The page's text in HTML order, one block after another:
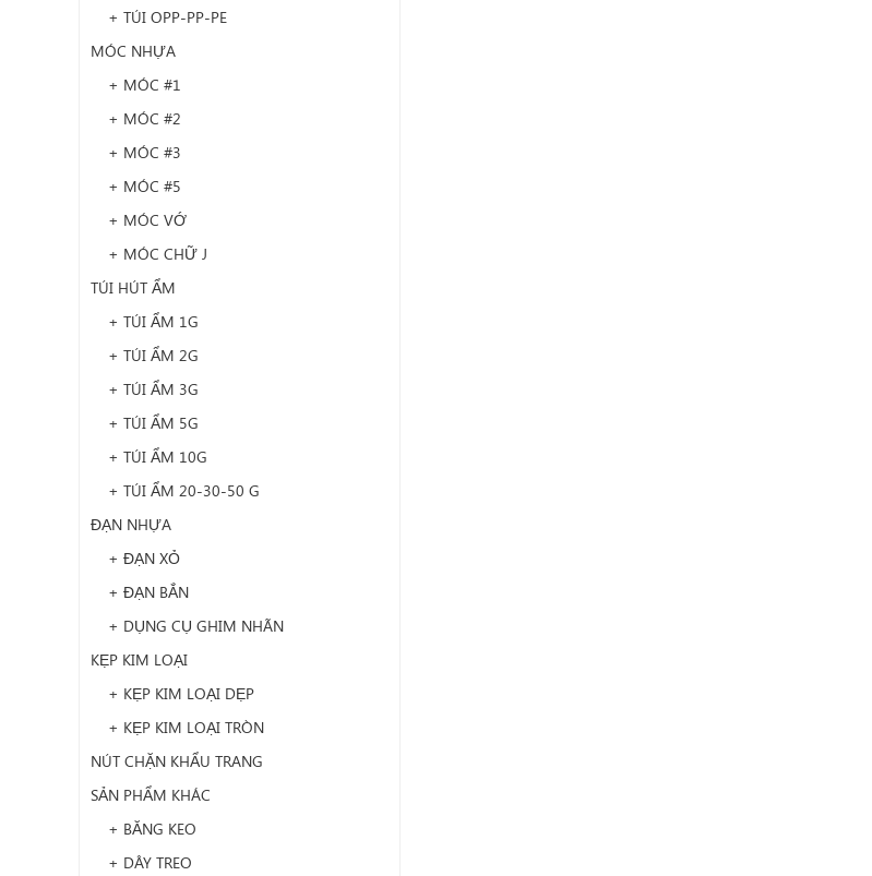
+ TÚI OPP-PP-PE
MÓC NHỰA
+ MÓC #1
+ MÓC #2
+ MÓC #3
+ MÓC #5
+ MÓC VỚ
+ MÓC CHỮ J
TÚI HÚT ẨM
+ TÚI ẨM 1G
+ TÚI ẨM 2G
+ TÚI ẨM 3G
+ TÚI ẨM 5G
+ TÚI ẨM 10G
+ TÚI ẨM 20-30-50 G
ĐẠN NHỰA
+ ĐẠN XỎ
+ ĐẠN BẮN
+ DỤNG CỤ GHIM NHÃN
KẸP KIM LOẠI
+ KẸP KIM LOẠI DẸP
+ KẸP KIM LOẠI TRÒN
NÚT CHẶN KHẨU TRANG
SẢN PHẨM KHÁC
+ BĂNG KEO
+ DÂY TREO